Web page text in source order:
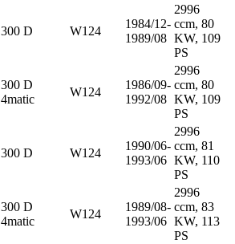
300 D W124
1984/12-
1989/08
2996
ccm, 80
KW, 109
PS
300 D
4matic
W124
1986/09-
1992/08
2996
ccm, 80
KW, 109
PS
300 D W124
1990/06-
1993/06
2996
ccm, 81
KW, 110
PS
300 D
4matic
W124
1989/08-
1993/06
2996
ccm, 83
KW, 113
PS